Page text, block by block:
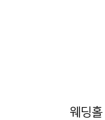
웨딩홀